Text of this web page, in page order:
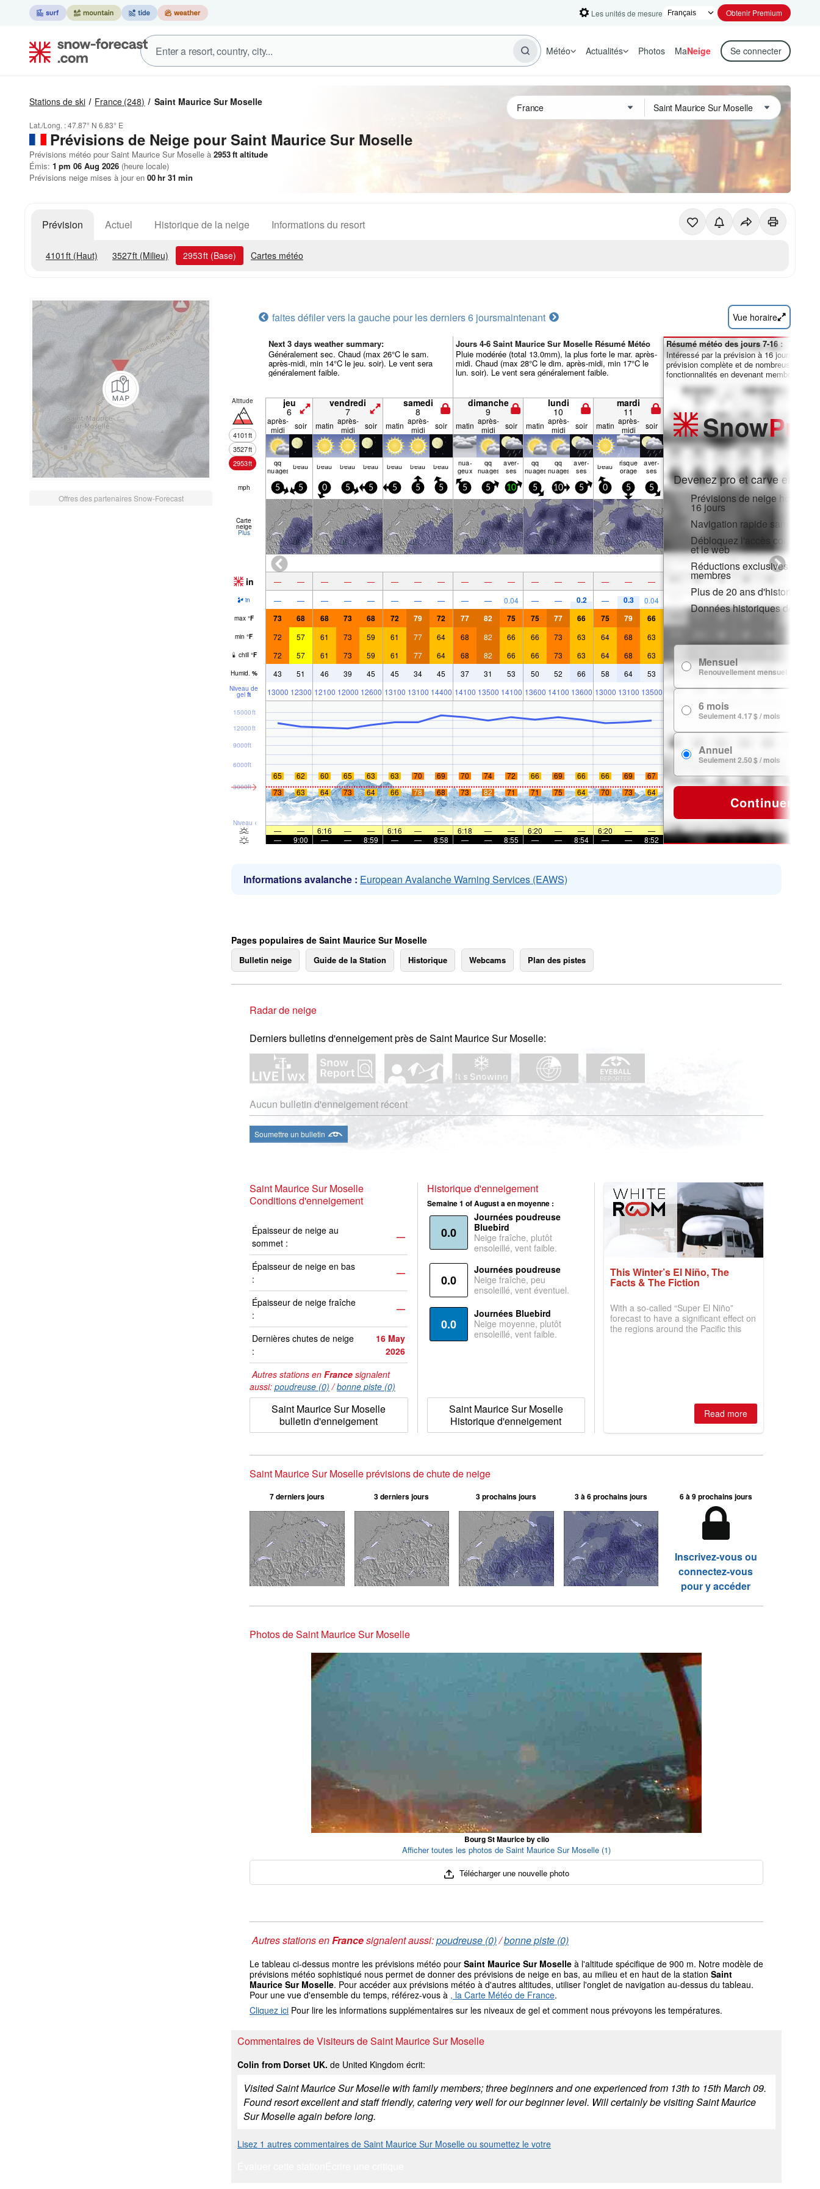
Les unités de mesure Obtenir Premium
Météo Actualités Photos MaNeige Se connecter
Stations de ski France (248) Saint Maurice Sur Moselle
Lat./Long. :47.87° N 6.83° E
Prévisions de Neige pour Saint Maurice Sur Moselle
Prévisions météo pour Saint Maurice Sur Moselle à 2953ft altitude
Émis: 1 pm 06 Aug 2026 (heure locale)
Prévisions neige mises à jour en 00hr 31 min
Prévision Actuel Historique de la neige Informations du resort
4101 ft (Haut) 3527ft (Milieu) 2953ft (Base) Cartes météo
Offres des partenaires Snow-Forecast
faites défiler vers la gauche pour les derniers 6 joursmaintenant Vue horaire
Next 3 days weather summary:
Généralement sec. Chaud (max 26°C le sam.
après-midi, min 14°C le jeu. soir). Le vent sera
généralement faible.
Jours 4-6 Saint Maurice Sur Moselle Résumé Météo
Pluie modérée (total 13.0mm), la plus forte le mar. après-
midi. Chaud (max 28°C le dim. après-midi, min 17°C le
lun. soir). Le vent sera généralement faible.
Altitude
4101ft
3527ft
2953ft
jeu
6
vendredi
7
samedi
8
dimanche
9
lundi
10
mardi
11
après-
midi
soir matin après-
midi
soir matin après-
midi
soir matin après-
midi
soir matin après-
midi
soir matin après-
midi
soir
qq
nuages beau beau beau beau beau beau beau nua­
geux
qq
nuages
aver­
ses
qq
nuages
qq
nuages
aver­
ses beau risque
orage
aver­
ses
mph 5 5 0 5 5 5 5 5 5 5 10 5 10 5 0 5 5
Carte
neige
Plus
in — — — — — — — — — — — — — — — — —
in — — — — — — — — — — 0.04 — — 0.2 — 0.3 0.04
max °F 73 68 68 73 68 72 79 72 77 82 75 75 77 66 75 79 66
min °F 72 57 61 73 59 61 77 64 68 82 66 66 73 63 64 68 63
chill °F 72 57 61 73 59 61 77 64 68 82 66 66 73 63 64 68 63
Humid. % 43 51 46 39 45 45 34 45 37 31 53 50 52 66 58 64 53
Niveau de
gel ft 13000 12300 12100 12000 12600 13100 13100 14400 14100 13500 14100 13600 14100 13600 13000 13100 13500
Niveau de la mer
3000ft
6000ft
9000ft
12000ft
15000ft
65 62 60 65 63 63 70 69 70 74 72 66 69 66 66 69
67
73
63 64 73 64 66 78 68 73 82 71 71 75 64 70 73 64
— — 6:16 — — 6:16 — — 6:18 — — 6:20 — — 6:20 —
—
—
9:00 — — 8:59 — — 8:58 — — 8:55 — — 8:54 — — 8:52
Résumé météo des jours 7-16 :
Intéressé par la prévision à 16 jours ?
prévision complète et de nombreuses
fonctionnalités en devenant membre Pro.
SnowPro
Devenez pro et carve en:
Prévisions de neige horaires
16 jours
Navigation rapide sans
Débloquez l'accès complet
et le web
Réductions exclusives pour
membres
Plus de 20 ans d'historique
Données historiques de neige
Mensuel
Renouvellement mensuel
6 mois
Seulement 4.17 $ / mois
Annuel
Seulement 2.50 $ / mois
Continuer
Informations avalanche : European Avalanche Warning Services (EAWS)
Pages populaires de Saint Maurice Sur Moselle
Bulletin neige Guide de la Station Historique Webcams Plan des pistes
Radar de neige
Derniers bulletins d'enneigement près de Saint Maurice Sur Moselle:
Aucun bulletin d'enneigement récent
Soumettre un bulletin
Saint Maurice Sur Moselle
Conditions d'enneigement
Épaisseur de neige au
sommet :
—
Épaisseur de neige en bas
:
—
Épaisseur de neige fraîche
:
—
Dernières chutes de neige
:
16 May
2026
Autres stations en France signalent
aussi: poudreuse (0) /bonne piste (0)
Saint Maurice Sur Moselle
bulletin d'enneigement
Historique d'enneigement
Semaine 1 of August a en moyenne :
0.0
Journées poudreuse
Bluebird
Neige fraîche, plutôt
ensoleillé, vent faible.
0.0
Journées poudreuse
Neige fraîche, peu
ensoleillé, vent éventuel.
0.0
Journées Bluebird
Neige moyenne, plutôt
ensoleillé, vent faible.
Saint Maurice Sur Moselle
Historique d'enneigement
This Winter’s El Niño, The
Facts & The Fiction
With a so-called “Super El Niño”
forecast to have a significant effect on
the regions around the Pacific this
Read more
Saint Maurice Sur Moselle prévisions de chute de neige
7 derniers jours 3 derniers jours 3 prochains jours 3 à 6 prochains jours 6 à 9 prochains jours
Inscrivez-vous ou
connectez-vous
pour y accéder
Photos de Saint Maurice Sur Moselle
Bourg St Maurice by clio
Afficher toutes les photos de Saint Maurice Sur Moselle (1)
Télécharger une nouvelle photo
Autres stations enFrancesignalent aussi:poudreuse (0)/bonne piste (0)
Le tableau ci-dessus montre les prévisions météo pour Saint Maurice Sur Moselle à l'altitude spécifique de 900 m. Notre modèle de
prévisions météo sophistiqué nous permet de donner des prévisions de neige en bas, au milieu et en haut de la station Saint
Maurice Sur Moselle. Pour accéder aux prévisions météo à d'autres altitudes, utiliser l'onglet de navigation au-dessus du tableau.
Pour une vue d'ensemble du temps, référez-vous à , la Carte Météo de France.
Cliquez ici Pour lire les informations supplémentaires sur les niveaux de gel et comment nous prévoyons les températures.
Commentaires de Visiteurs de Saint Maurice Sur Moselle
Colin from Dorset UK. de United Kingdom écrit:
Visited Saint Maurice Sur Moselle with family members; three beginners and one experienced from 13th to 15th March 09.
Found resort excellent and staff friendly, catering very well for our beginner level. Will certainly be visiting Saint Maurice
Sur Moselle again before long.
Lisez 1 autres commentaires de Saint Maurice Sur Moselle ou soumettez le votre